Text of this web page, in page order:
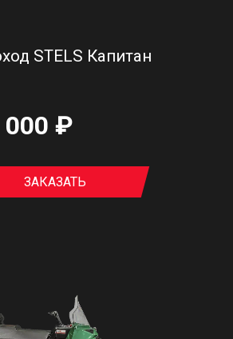
STELS Капитан
000 ₽
ЗАКАЗАТЬ